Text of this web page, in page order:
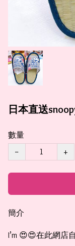
日本直送
數量
−
+
簡介
I’m 😍😍在此網店